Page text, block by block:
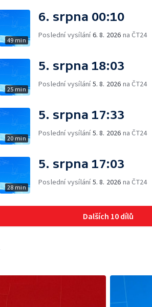
49 min
6. srpna 00:10
Poslední vysílání6. 8. 2026 na ČT24
25 min
5. srpna 18:03
Poslední vysílání5. 8. 2026 na ČT24
20 min
5. srpna 17:33
Poslední vysílání5. 8. 2026 na ČT24
28 min
5. srpna 17:03
Poslední vysílání5. 8. 2026 na ČT24
Dalších 10 dílů